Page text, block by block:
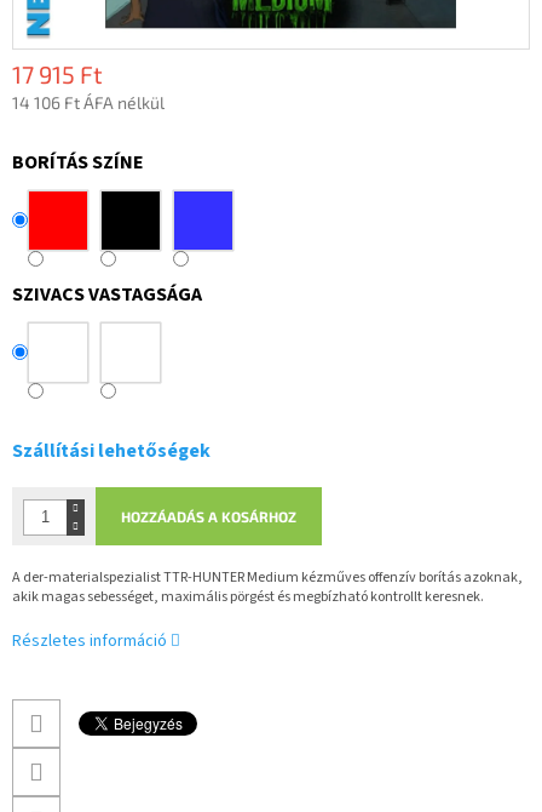
17 915 Ft
14 106 Ft ÁFA nélkül
BORÍTÁS SZÍNE
SZIVACS VASTAGSÁGA
Szállítási lehetőségek
HOZZÁADÁS A KOSÁRHOZ
A der-materialspezialist TTR-HUNTER Medium kézműves offenzív borítás azoknak,
akik magas sebességet, maximális pörgést és megbízható kontrollt keresnek.
Részletes információ